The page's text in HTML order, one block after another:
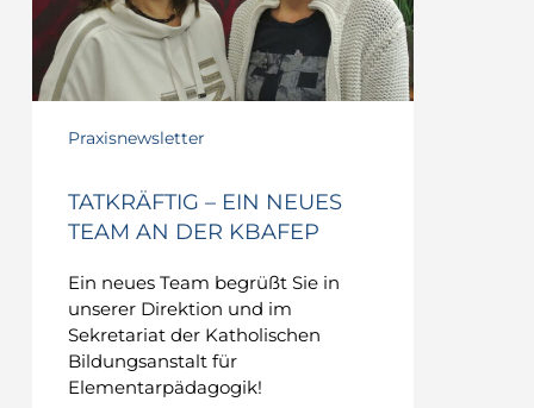
der
KBAfEP
Praxisnewsletter
TATKRÄFTIG – EIN NEUES
TEAM AN DER KBAFEP
Ein neues Team begrüßt Sie in
unserer Direktion und im
Sekretariat der Katholischen
Bildungsanstalt für
Elementarpädagogik!